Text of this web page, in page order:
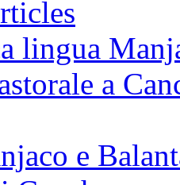
lingua
a
e